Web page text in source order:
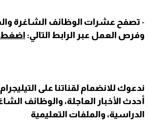
- تصفح عشرات الوظائف الشاغرة
وفرص العمل عبر الرابط التالي: اضغط
ندعوك للانضمام لقناتنا على التيليجرام
أحدث الأخبار العاجلة، والوظائف
الدراسية، والملفات التعليمية